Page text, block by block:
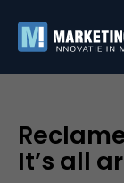
It’s all